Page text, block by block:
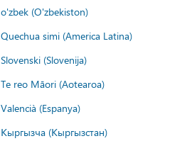
o'zbek (O'zbekiston)
Quechua simi (America Latina)
Slovenski (Slovenija)
Te reo Māori (Aotearoa)
Valencià (Espanya)
Кыргызча (Кыргызстан)